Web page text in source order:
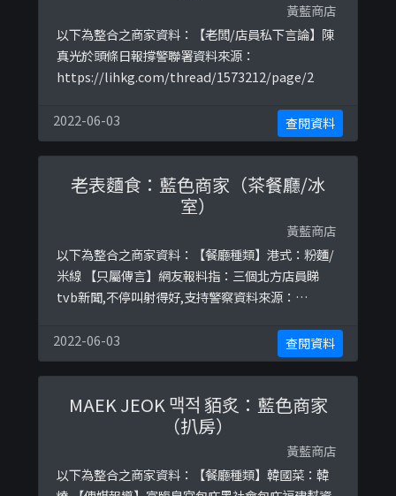
黃藍商店
以下為整合之商家資料：【老闆/店員私下言論】陳
真光於頭條日報撐警聯署資料來源：
https://lihkg.com/thread/1573212/page/2
2022-06-03 查閱資料
老表麵食：藍色商家（茶餐廳/冰
室）
黃藍商店
以下為整合之商家資料：【餐廳種類】港式：粉麵/
米線 【只屬傳言】網友報料指：三個北方店員睇
tvb新聞,不停叫射得好,支持警察資料來源：
2022-06-03
查閱資料
MAEK JEOK 맥적 貊炙：藍色商家
（扒房）
黃藍商店
以下為整合之商家資料：【餐廳種類】韓國菜：韓